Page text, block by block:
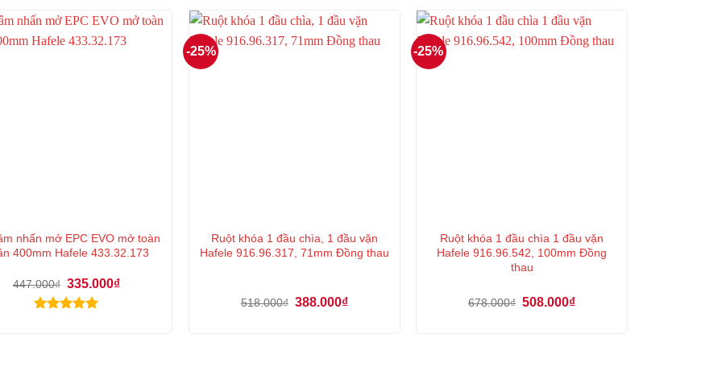
377.000₫.
320.000₫.
406.000₫.
nhấn mở EPC EVO mở toàn
400mm Hafele 433.32.173
447.000₫ Giá
gốc
là:
335.000₫Giá
-25%
Ruột khóa 1 đầu chìa, 1 đầu vặn
Hafele 916.96.317, 71mm Đồng thau
518.000₫ Giá
388.000₫Giá
-25%
Ruột khóa 1 đầu chìa 1 đầu vặn
Hafele 916.96.542, 100mm Đồng
thau
678.000₫ Giá
508.000₫Giá